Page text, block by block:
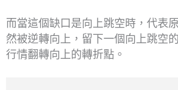
而當這個缺口是向上跳空時，代表
然被逆轉向上，留下一個向上跳空
行情翻轉向上的轉折點。